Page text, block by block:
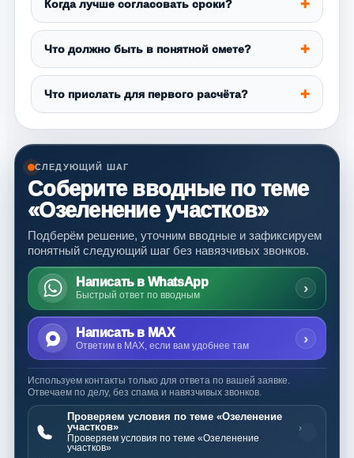
Когда лучше согласовать сроки?
Что должно быть в понятной смете?
Что прислать для первого расчёта?
СЛЕДУЮЩИЙ ШАГ
Соберите вводные по теме
«Озеленение участков»
Подберём решение, уточним вводные и зафиксируем
понятный следующий шаг без навязчивых звонков.
Написать в WhatsApp
Быстрый ответ по вводным ›
Написать в MAX
Ответим в MAX, если вам удобнее там ›
Используем контакты только для ответа по вашей заявке.
Отвечаем по делу, без спама и навязчивых звонков.
Проверяем условия по теме «Озеленение
участков»
Проверяем условия по теме «Озеленение
участков»
›